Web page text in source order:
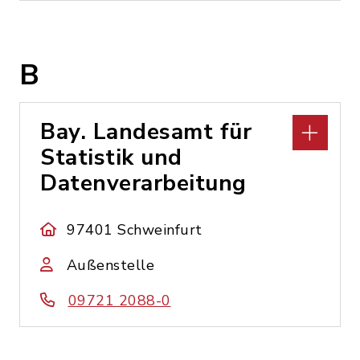
B
Bay. Landesamt für
Statistik und
Datenverarbeitung
97401 Schweinfurt
Außenstelle
09721 2088-0